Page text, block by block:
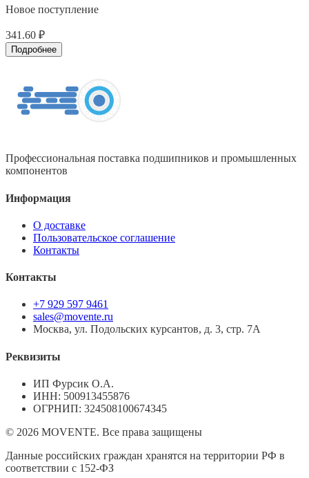
Новое поступление
341.60 ₽
Подробнее
Профессиональная поставка подшипников и промышленных
компонентов
Информация
О доставке
Пользовательское соглашение
Контакты
Контакты
+7 929 597 9461
sales@movente.ru
Москва, ул. Подольских курсантов, д. 3, стр. 7А
Реквизиты
ИП Фурсик О.А.
ИНН: 500913455876
ОГРНИП: 324508100674345
© 2026 MOVENTE. Все права защищены
Данные российских граждан хранятся на территории РФ в
соответствии с 152-ФЗ